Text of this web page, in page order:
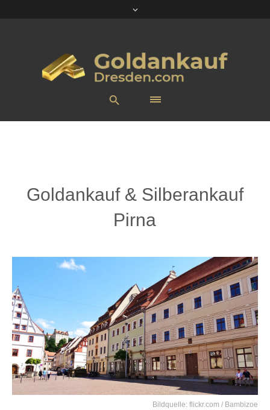
Goldankauf & Silberankauf
Pirna
Bildquelle:flickr.com / Bambizoe